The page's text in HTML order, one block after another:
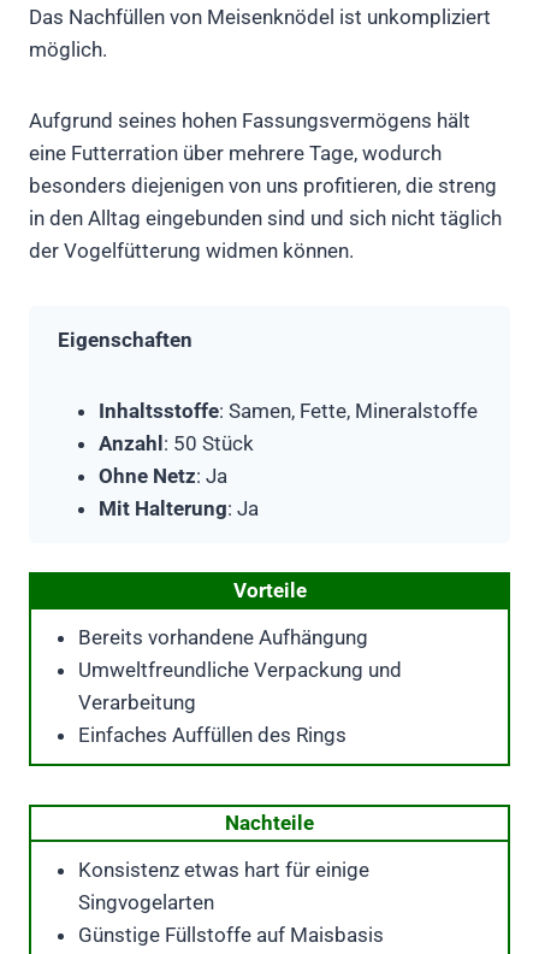
Das Nachfüllen von Meisenknödel ist unkompliziert
möglich.
Aufgrund seines hohen Fassungsvermögens hält
eine Futterration über mehrere Tage, wodurch
besonders diejenigen von uns profitieren, die streng
in den Alltag eingebunden sind und sich nicht täglich
der Vogelfütterung widmen können.
Eigenschaften
Inhaltsstoffe: Samen, Fette, Mineralstoffe
Anzahl : 50 Stück
Ohne Netz: Ja
Mit Halterung: Ja
Vorteile
Bereits vorhandene Aufhängung
Umweltfreundliche Verpackung und
Verarbeitung
Einfaches Auffüllen des Rings
Nachteile
Konsistenz etwas hart für einige
Singvogelarten
Günstige Füllstoffe auf Maisbasis